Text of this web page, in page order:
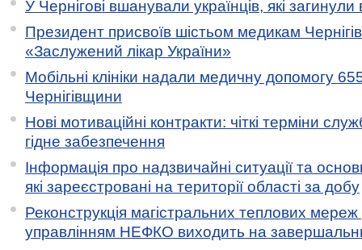
У Чернігові вшанували українців, які загинули
Президент присвоїв шістьом медикам
«Заслужений лікар України»
Мобільні клініки надали медичну допомогу
Чернігівщини
Нові мотиваційні контракти: чіткі терміни
гідне забезпечення
Інформація про надзвичайні ситуації та
які зареєстровані на території області за добу
Реконструкція магістральних теплових мереж
управлінням НЕФКО виходить на